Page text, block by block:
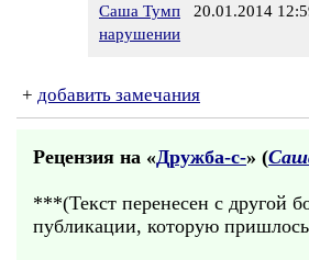
Саша Тумп 20.01.2014
нарушении
+ добавить замечания
Рецензия на «Дружба-с-» (
***(Текст перенесен с другой
публикации, которую пришлось